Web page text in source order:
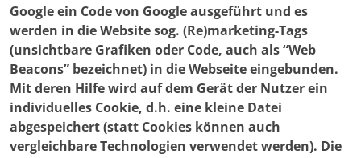
Google ein Code von Google ausgeführt und es
werden in die Website sog. (Re)marketing-Tags
(unsichtbare Grafiken oder Code, auch als “Web
Beacons” bezeichnet) in die Webseite eingebunden.
Mit deren Hilfe wird auf dem Gerät der Nutzer ein
individuelles Cookie, d.h. eine kleine Datei
abgespeichert (statt Cookies können auch
vergleichbare Technologien verwendet werden). Die